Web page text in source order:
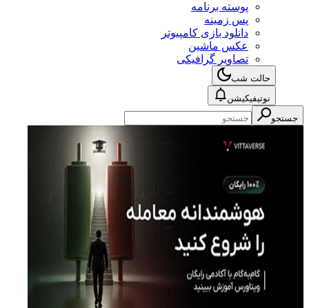
پوسته برنامه
پس زمینه
دانلود بازی کامپیوتر
عکس ماشین
تصاویر گرافیکی
حالت شب
نوتیفیکیشن
جستجو